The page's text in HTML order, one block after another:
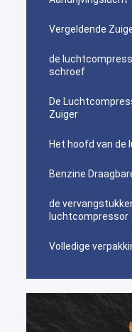
Vergeldende
de
schroef
De
Zuiger
Het hoofd van
Benzine
de
luchtcompressor
Volledige